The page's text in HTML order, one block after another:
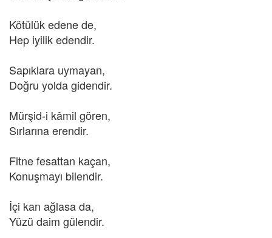
Kötülük edene de,
Hep iyilik edendir.
Sapıklara uymayan,
Doğru yolda gidendir.
Mürşid-i kâmil gören,
Sırlarına erendir.
Fitne fesattan kaçan,
Konuşmayı bilendir.
İçi kan ağlasa da,
Yüzü daim gülendir.